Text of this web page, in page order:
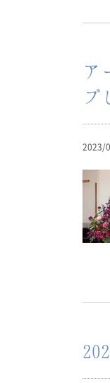
ア
プ
2023/